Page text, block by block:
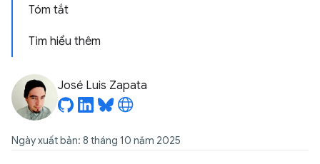
Tóm tắt
Tìm hiểu thêm
José Luis Zapata
Ngày xuất bản: 8 tháng 10 năm 2025